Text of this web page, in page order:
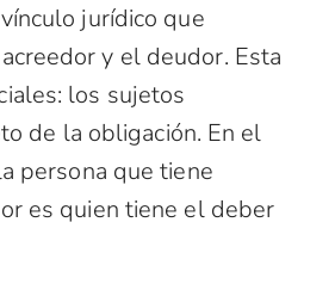
jurídico que
y el deudor. Esta
los sujetos
de la obligación. En el
persona que tiene
es quien tiene el deber